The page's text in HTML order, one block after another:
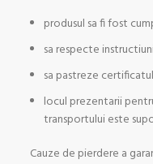
produsul sa fi fost
sa respecte
sa pastreze
locul prezentarii
transportului este
Cauze de pierdere a